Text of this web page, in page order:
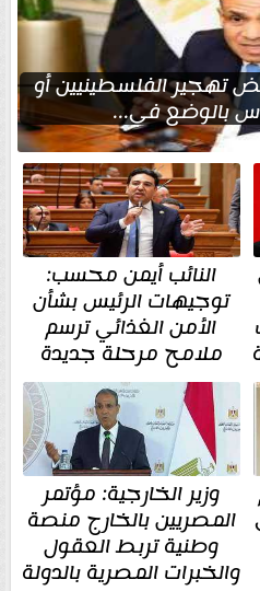
تهجير الفلسطينيين أو
بالوضع في...
النائب أيمن محسب:
توجيهات الرئيس بشأن
الأمن الغذائي ترسم
ملامح مرحلة جديدة
وزير الخارجية: مؤتمر
المصريين بالخارج منصة
وطنية تربط العقول
والخبرات المصرية بالدولة